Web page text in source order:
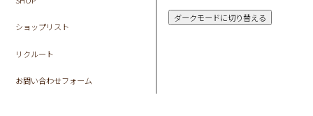
ショップリスト
リクルート
お問い合わせフォーム
ダークモードに切り替える